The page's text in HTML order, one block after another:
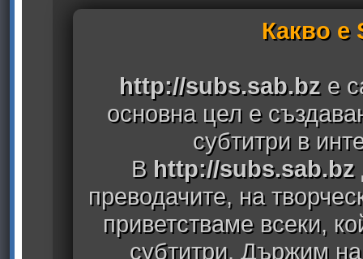
Какво е
http://subs.sab.bz е
основна цел е
субтитри в
В http://subs.sab.bz
преводачите, на
приветстваме всеки,
субтитри. Държим